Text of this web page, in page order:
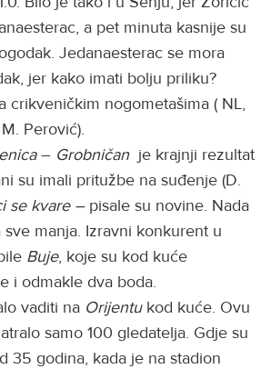
a pet minuta kasnije su
Jedanaesterac se mora
jer kako imati bolju priliku?
crikveničkim nogometašima ( NL,
Perović).
– Grobničan je krajnji rezultat
su imali pritužbe na suđenje (D.
se kvare – pisale su novine. Nada
manja. Izravni konkurent u
Buje, koje su kod kuće
i odmakle dva boda.
vaditi na Orijentukod kuće. Ovu
samo 100 gledatelja. Gdje su
35 godina, kada je na stadion